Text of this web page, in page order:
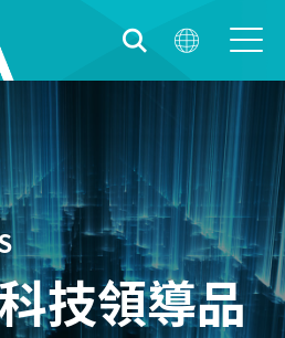
技領導品